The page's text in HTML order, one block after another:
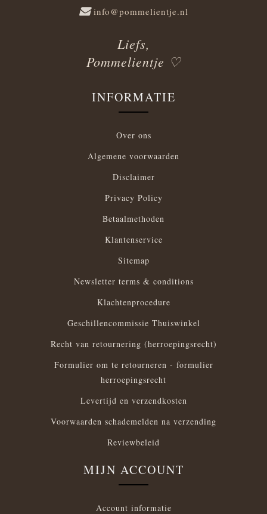
info@pommelientje.nl
Liefs,
Pommelientje ♡
INFORMATIE
Over ons
Algemene voorwaarden
Disclaimer
Privacy Policy
Betaalmethoden
Klantenservice
Sitemap
Newsletter terms & conditions
Klachtenprocedure
Geschillencommissie Thuiswinkel
Recht van retournering (herroepingsrecht)
Formulier om te retourneren - formulier
herroepingsrecht
Levertijd en verzendkosten
Voorwaarden schademelden na verzending
Reviewbeleid
MIJN ACCOUNT
Account informatie